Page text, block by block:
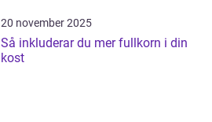
20 november 2025
Så inkluderar du mer fullkorn i din
kost